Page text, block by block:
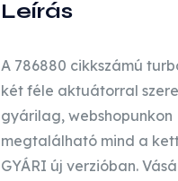
Leírás
A 786880 cikkszámú
két féle aktuátorral
gyárilag, webshopunkon
megtalálható mind a
GYÁRI új verzióban.